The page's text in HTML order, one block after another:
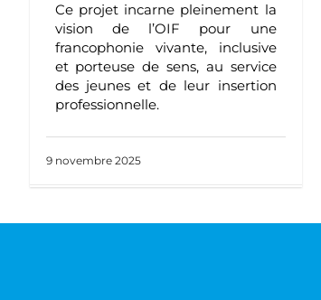
Ce projet incarne pleinement la
vision de l’OIF pour une
francophonie vivante, inclusive
et porteuse de sens, au service
des jeunes et de leur insertion
professionnelle.
9 novembre 2025